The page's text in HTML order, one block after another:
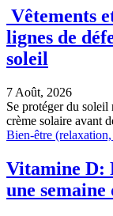
Vêtements
lignes de
soleil
7 Août, 2026
Se protéger du
crème solaire avant
Bien-être
Vitamine D:
une semaine